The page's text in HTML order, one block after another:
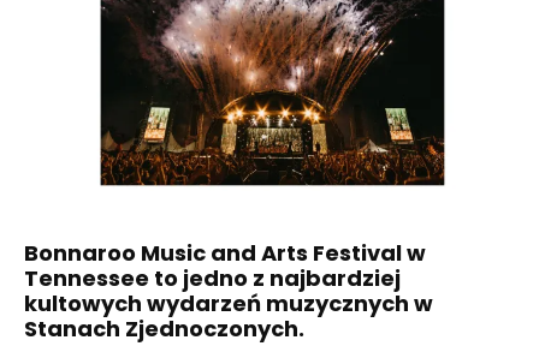
Bonnaroo Music and Arts Festival w
Tennessee to jedno z najbardziej
kultowych wydarzeń muzycznych w
Stanach Zjednoczonych.